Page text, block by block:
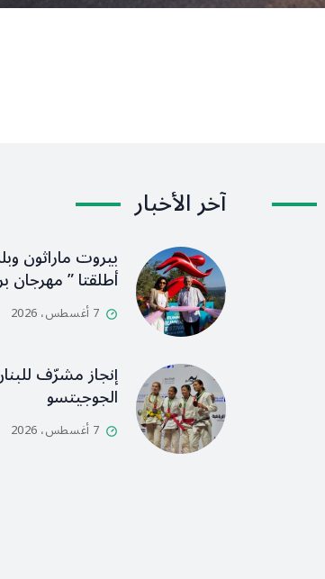
آخر الأخبار
بيروت ماراثون
أطلقتا ” مهرجان
7 أغسطس، 2026
إنجاز مشرّف
الجوجيتسو
7 أغسطس، 2026